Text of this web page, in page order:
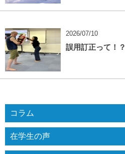
2026/07/10
誤用訂正って！？
コラム
在学生の声